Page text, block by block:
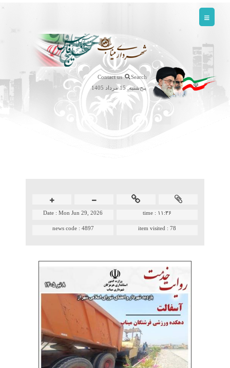
Contact us
Search
پنج‌شنبه, 15 مرداد 1405
time : ۱۱:۳۶ Date :Mon Jun 29, 2026
item visited :78
news code : 4897